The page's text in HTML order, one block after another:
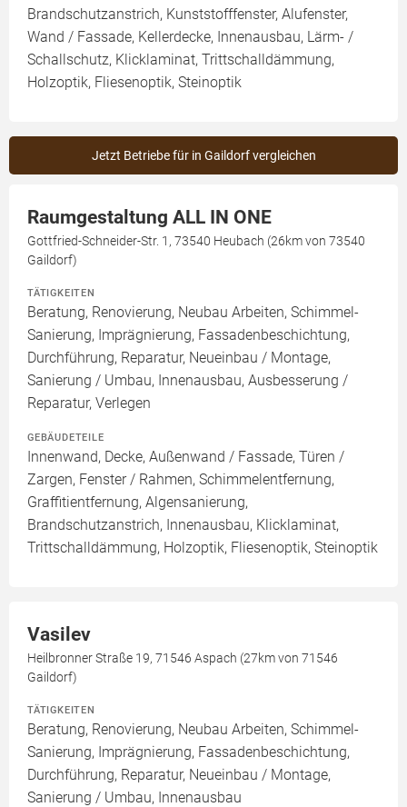
Brandschutzanstrich, Kunststofffenster, Alufenster,
Wand / Fassade, Kellerdecke, Innenausbau, Lärm- /
Schallschutz, Klicklaminat, Trittschalldämmung,
Holzoptik, Fliesenoptik, Steinoptik
Jetzt Betriebe für in Gaildorf vergleichen
Raumgestaltung ALL IN ONE
Gottfried-Schneider-Str. 1, 73540 Heubach (26km von 73540
Gaildorf)
TÄTIGKEITEN
Beratung, Renovierung, Neubau Arbeiten, Schimmel-
Sanierung, Imprägnierung, Fassadenbeschichtung,
Durchführung, Reparatur, Neueinbau / Montage,
Sanierung / Umbau, Innenausbau, Ausbesserung /
Reparatur, Verlegen
GEBÄUDETEILE
Innenwand, Decke, Außenwand / Fassade, Türen /
Zargen, Fenster / Rahmen, Schimmelentfernung,
Graffitientfernung, Algensanierung,
Brandschutzanstrich, Innenausbau, Klicklaminat,
Trittschalldämmung, Holzoptik, Fliesenoptik, Steinoptik
Vasilev
Heilbronner Straße 19, 71546 Aspach (27km von 71546
Gaildorf)
TÄTIGKEITEN
Beratung, Renovierung, Neubau Arbeiten, Schimmel-
Sanierung, Imprägnierung, Fassadenbeschichtung,
Durchführung, Reparatur, Neueinbau / Montage,
Sanierung / Umbau, Innenausbau